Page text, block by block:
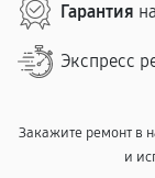
Гарантия
Экспресс
Закажите ремонт в
и